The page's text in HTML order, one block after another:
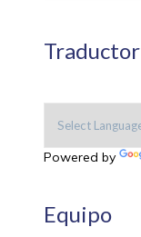
Traductor
Powered by
Equipo